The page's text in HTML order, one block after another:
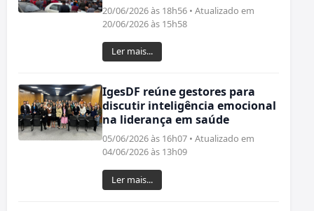
20/06/2026 às 18h56 • Atualizado em
20/06/2026 às 15h58
Ler mais...
IgesDF reúne gestores para
discutir inteligência emocional
na liderança em saúde
05/06/2026 às 16h07 • Atualizado em
04/06/2026 às 13h09
Ler mais...